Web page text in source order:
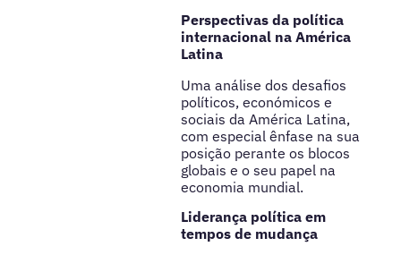
Perspectivas da política
internacional na América
Latina
Uma análise dos desafios
políticos, económicos e
sociais da América Latina,
com especial ênfase na sua
posição perante os blocos
globais e o seu papel na
economia mundial.
Liderança política em
tempos de mudança